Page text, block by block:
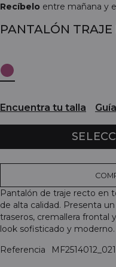
Recíbelo entre mañana y
PANTALÓN TRAJE
Encuentra tu talla
Pantalón de traje recto en
de alta calidad. Presenta
traseros, cremallera frontal
look sofisticado y moderno.
Referencia
MF2514012_021